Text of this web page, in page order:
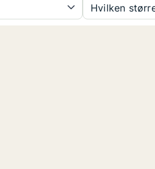
Hvilken